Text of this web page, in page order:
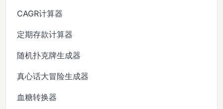
CAGR计算器
定期存款计算器
随机扑克牌生成器
真心话大冒险生成器
血糖转换器